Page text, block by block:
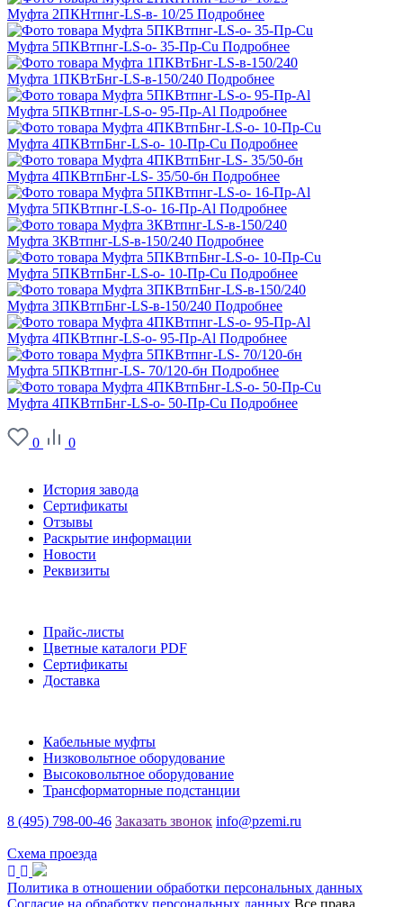
Муфта 2ПКНтпнг-LS-в- 10/25 Подробнее
Муфта 5ПКВтпнг-LS-о- 35-Пр-Cu Подробнее
Муфта 1ПКВтБнг-LS-в-150/240 Подробнее
Муфта 5ПКВтпнг-LS-о- 95-Пр-Al Подробнее
Муфта 4ПКВтпБнг-LS-о- 10-Пр-Сu Подробнее
Муфта 4ПКВтпБнг-LS- 35/50-бн Подробнее
Муфта 5ПКВтпнг-LS-о- 16-Пр-Al Подробнее
Муфта 3КВтпнг-LS-в-150/240 Подробнее
Муфта 5ПКВтпБнг-LS-о- 10-Пр-Cu Подробнее
Муфта 3ПКВтпБнг-LS-в-150/240 Подробнее
Муфта 4ПКВтпнг-LS-о- 95-Пр-Al Подробнее
Муфта 5ПКВтпнг-LS- 70/120-бн Подробнее
Муфта 4ПКВтпБнг-LS-о- 50-Пр-Cu Подробнее
0
0
История завода
Сертификаты
Отзывы
Раскрытие информации
Новости
Реквизиты
Прайс-листы
Цветные каталоги PDF
Сертификаты
Доставка
Кабельные муфты
Низковольтное оборудование
Высоковольтное оборудование
Трансформаторные подстанции
8 (495) 798-00-46 Заказать звонок info@pzemi.ru
Схема проезда
Политика в отношении обработки персональных данных